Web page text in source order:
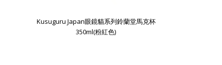
Kusuguru Japan眼鏡貓系列鈴蘭堂馬克杯
350ml(粉紅色)